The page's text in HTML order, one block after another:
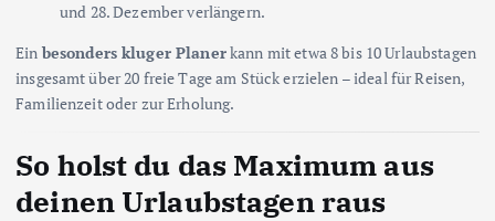
und 28. Dezember verlängern.
Ein besonders kluger Planerkann mit etwa 8 bis 10 Urlaubstagen
insgesamt über 20 freie Tage am Stück erzielen – ideal für Reisen,
Familienzeit oder zur Erholung.
So holst du das Maximum aus
deinen Urlaubstagen raus